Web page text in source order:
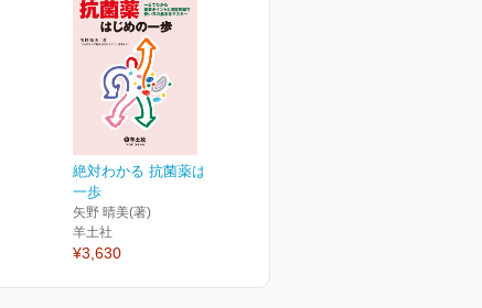
絶対わかる 抗菌薬はじめの
一歩
矢野 晴美(著)
羊土社
¥3,630